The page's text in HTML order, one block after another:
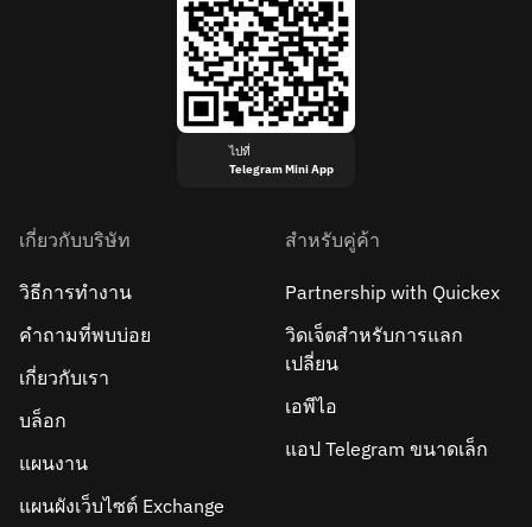
ไปที่
Telegram Mini App
เกี่ยวกับบริษัท
วิธีการทำงาน
คำถามที่พบบ่อย
เกี่ยวกับเรา
บล็อก
แผนงาน
แผนผังเว็บไซต์ Exchange
สำหรับคู่ค้า
Partnership with Quickex
วิดเจ็ตสำหรับการแลก
เปลี่ยน
เอพีไอ
แอป Telegram ขนาดเล็ก